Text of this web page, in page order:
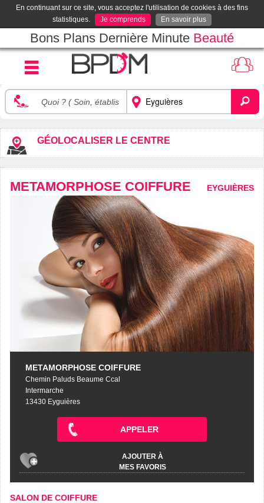
En continuant sur ce site, vous acceptez l'utilisation de cookies à des fins
statistiques.
Je comprends En savoir plus
Bons Plans Dernière Minute Beauté
GÉOLOCALISER LE CENTRE
METAMORPHOSE COIFFURE EYGUIÈRES
METAMORPHOSE COIFFURE
Chemin Paluds Beaume Ccal
Intermarche
13430 Eyguières
APPELER
AJOUTER À
MES FAVORIS
SALON DE COIFFURE